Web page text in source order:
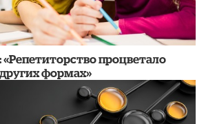
процветало
других формах»